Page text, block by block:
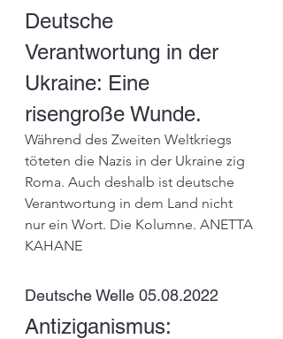
Deutsche
Verantwortung in der
Ukraine: Eine
risengroße Wunde.
Während des Zweiten Weltkriegs
töteten die Nazis in der Ukraine zig
Roma. Auch deshalb ist deutsche
Verantwortung in dem Land nicht
nur ein Wort. Die Kolumne. ANETTA
KAHANE
Deutsche Welle 05.08.2022
Antiziganismus: